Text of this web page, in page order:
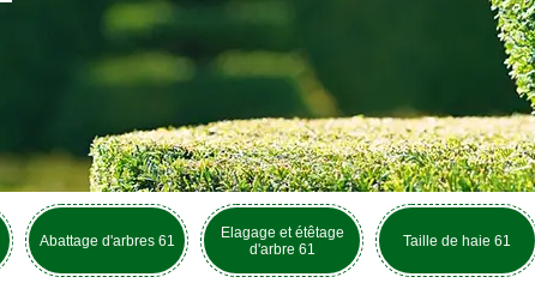
Abattage d'arbres 61
Elagage et étêtage
d'arbre 61
Taille de haie 61